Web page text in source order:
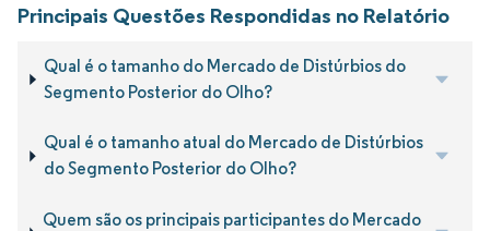
Principais Questões Respondidas no Relatório
Qual é o tamanho do Mercado de Distúrbios do
Segmento Posterior do Olho?
Qual é o tamanho atual do Mercado de Distúrbios
do Segmento Posterior do Olho?
Quem são os principais participantes do Mercado